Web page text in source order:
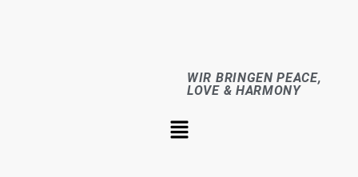
WIR BRINGEN PEACE,
LOVE & HARMONY